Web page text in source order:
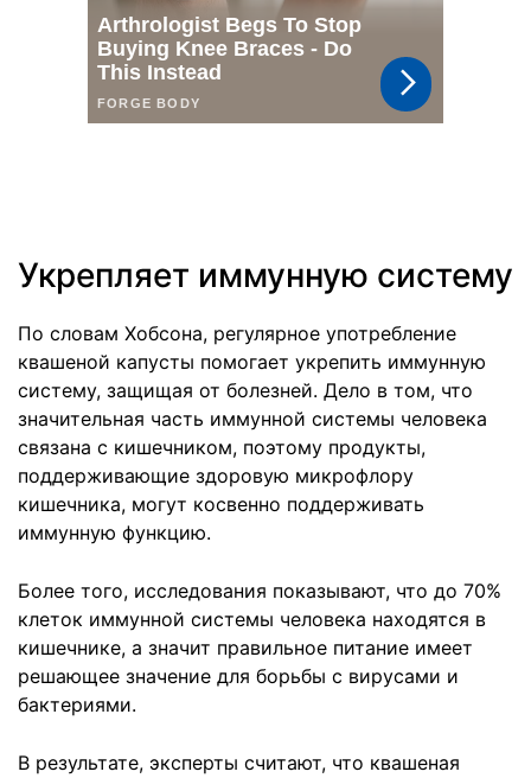
Укрепляет иммунную систему
По словам Хобсона, регулярное употребление
квашеной капусты помогает укрепить иммунную
систему, защищая от болезней. Дело в том, что
значительная часть иммунной системы человека
связана с кишечником, поэтому продукты,
поддерживающие здоровую микрофлору
кишечника, могут косвенно поддерживать
иммунную функцию.
Более того, исследования показывают, что до 70%
клеток иммунной системы человека находятся в
кишечнике, а значит правильное питание имеет
решающее значение для борьбы с вирусами и
бактериями.
В результате, эксперты считают, что квашеная